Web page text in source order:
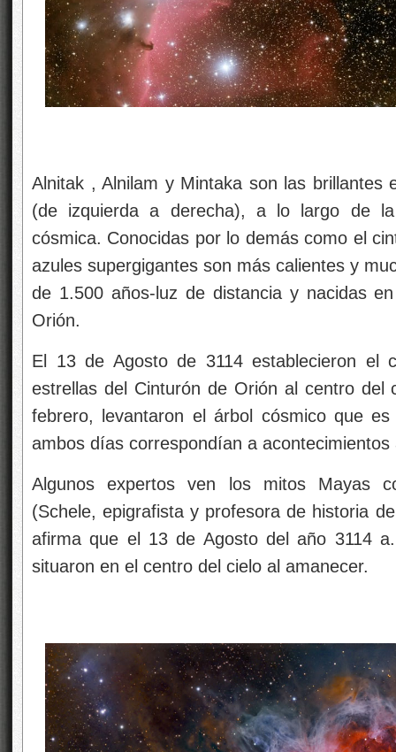
Alnitak , Alnilam y Mintaka son las brillantes
(de izquierda a derecha), a lo largo de
cósmica. Conocidas por lo demás como el
azules supergigantes son más calientes y
de 1.500 años-luz de distancia y nacidas
Orión.
El 13 de Agosto de 3114 establecieron el
estrellas del Cinturón de Orión al centro
febrero, levantaron el árbol cósmico que
ambos días correspondían a acontecimientos
Algunos expertos ven los mitos Mayas
(Schele, epigrafista y profesora de historia
afirma que el 13 de Agosto del año 3114
situaron en el centro del cielo al amanecer.